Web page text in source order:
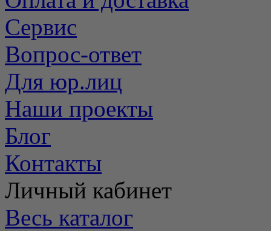
Сервис
Вопрос-ответ
Для юр.лиц
Наши проекты
Блог
Контакты
Личный кабинет
Весь каталог